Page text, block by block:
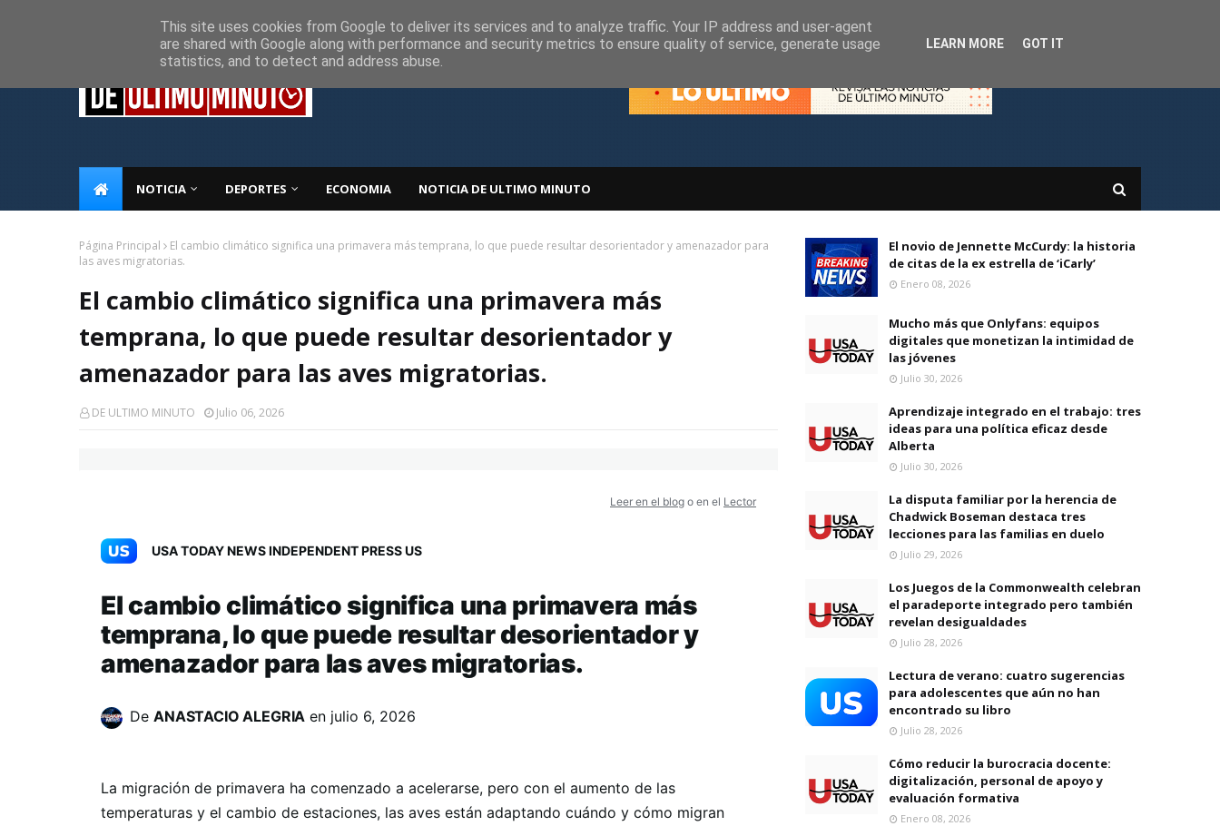
NOTICIA DEPORTES ECONOMIA NOTICIA DE ULTIMO MINUTO
Página Principal
El cambio climático significa una primavera más temprana, lo que puede resultar desorientador y amenazador para
las aves migratorias.
El cambio climático significa una primavera más
temprana, lo que puede resultar desorientador y
amenazador para las aves migratorias.
DE ULTIMO MINUTO Julio 06, 2026
Leer en el blog o en el Lector
USA TODAY NEWS INDEPENDENT PRESS US
El cambio climático significa una primavera más
temprana, lo que puede resultar desorientador y
amenazador para las aves migratorias.
De ANASTACIO ALEGRIA en julio 6, 2026
La migración de primavera ha comenzado a acelerarse, pero con el aumento de las
temperaturas y el cambio de estaciones, las aves están adaptando cuándo y cómo migran
El novio de Jennette McCurdy: la historia
de citas de la ex estrella de ‘iCarly’
Enero 08, 2026
Mucho más que Onlyfans: equipos
digitales que monetizan la intimidad de
las jóvenes
Julio 30, 2026
Aprendizaje integrado en el trabajo: tres
ideas para una política eficaz desde
Alberta
Julio 30, 2026
La disputa familiar por la herencia de
Chadwick Boseman destaca tres
lecciones para las familias en duelo
Julio 29, 2026
Los Juegos de la Commonwealth celebran
el paradeporte integrado pero también
revelan desigualdades
Julio 28, 2026
Lectura de verano: cuatro sugerencias
para adolescentes que aún no han
encontrado su libro
Julio 28, 2026
Cómo reducir la burocracia docente:
digitalización, personal de apoyo y
evaluación formativa
Enero 08, 2026
This site uses cookies from Google to deliver its services and to analyze traffic. Your IP address and user-agent
are shared with Google along with performance and security metrics to ensure quality of service, generate usage
statistics, and to detect and address abuse.
LEARN MORE GOT IT